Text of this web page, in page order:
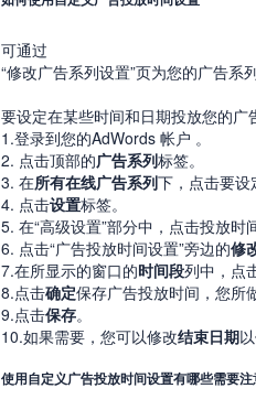
可通过
“修改广告系列设置”页为您的广告系
要设定在某些时间和日期投放您的广
1.登录到您的AdWords 帐户 。
2. 点击顶部的广告系列标签。
3. 在所有在线广告系列下，点击要设
4. 点击设置标签。
5. 在“高级设置”部分中，点击投放时
6. 点击“广告投放时间设置”旁边的修
7.在所显示的窗口的时间段列中，点
8.点击确定保存广告投放时间，您所
9.点击保存。
10.如果需要，您可以修改结束日期
使用自定义广告投放时间设置有哪些需要注